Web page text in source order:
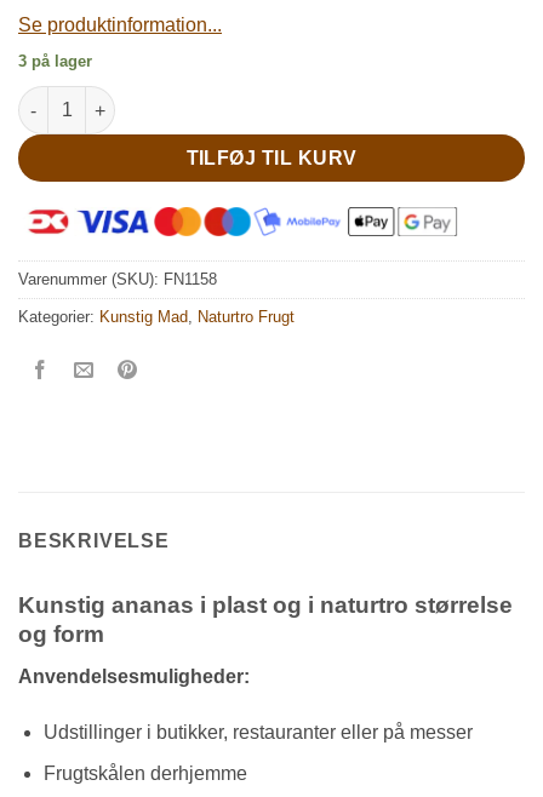
Se produktinformation...
3 på lager
Kunstig ananas i plast antal
TILFØJ TIL KURV
Varenummer (SKU): FN1158
Kategorier: Kunstig Mad, Naturtro Frugt
BESKRIVELSE
Kunstig ananas i plast og i naturtro størrelse
og form
Anvendelsesmuligheder:
Udstillinger i butikker, restauranter eller på messer
Frugtskålen derhjemme